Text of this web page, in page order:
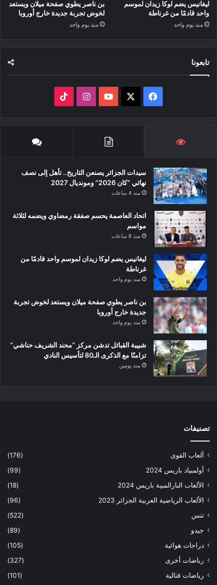
ليغانيس يضم لوكا زيدان لموسم
واحد قادمًا من غرناطة
منذ يوم واحد
بن ناصر يطوي صفحة ميلان ويستعد
لخوض تجربة جديدة خارج أوروبا
منذ يوم واحد
تابعونا
فيسبوك ‫YouTubeانستقرام
سيدات الجزائر يصنعن التاريخ.. تأهل إلى نصف
نهائي “كان 2026” ومونديال 2027
منذ 4 ساعات
اتحاد العاصمة يحسم صفقة رمضاوي ويضمه لثلاثة
مواسم
منذ 8 ساعات
ليغانيس يضم لوكا زيدان لموسم واحد قادمًا من
غرناطة
منذ يوم واحد
بن ناصر يطوي صفحة ميلان ويستعد لخوض تجربة
جديدة خارج أوروبا
منذ يوم واحد
شبيبة القبائل تدشن مركز “محند الشريف حناشي”
تزامنًا مع الذكرى الـ80 لتأسيس النادي
منذ يومين
تصنيفات
ألعاب القوى
(176)
أولمبياد باريس 2024
(99)
الألعاب البارالمبية باريس 2024
(18)
الألعاب الرياضية العربية الجزائر 2023
(96)
تنس
(522)
جيدو
(89)
دراجات هوائية
(105)
رياضات أخرى
(327)
رياضات قتالية
(101)